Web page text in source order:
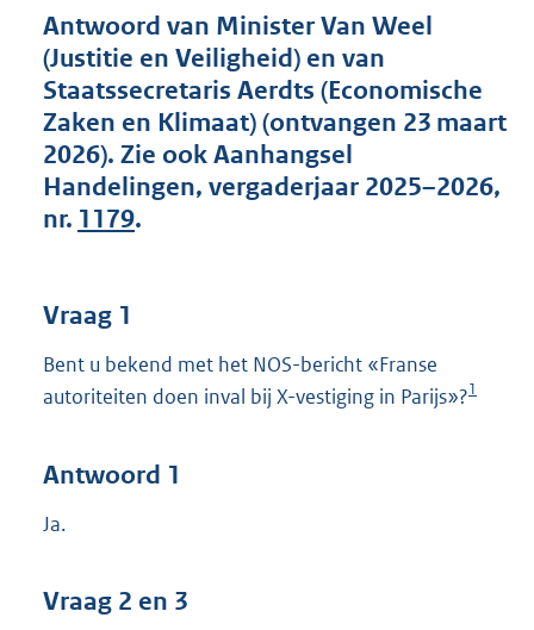
4
b
Antwoord van Minister Van Weel
(Justitie en Veiligheid) en van
Staatssecretaris Aerdts (Economische
Zaken en Klimaat) (ontvangen 23 maart
2026). Zie ook Aanhangsel
Handelingen, vergaderjaar 2025–2026,
nr. 1179.
Vraag 1
Bent u bekend met het NOS-bericht «Franse
autoriteiten doen inval bij X-vestiging in Parijs»?1
Antwoord 1
Ja.
Vraag 2 en 3